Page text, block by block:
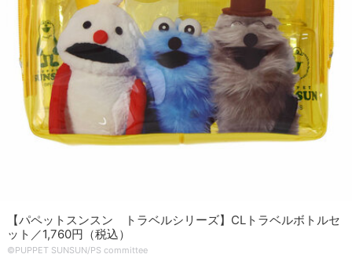
【パペットスンスン トラベルシリーズ】CLトラベルボトルセ
ット／1,760円（税込）
©PUPPET SUNSUN/PS committee